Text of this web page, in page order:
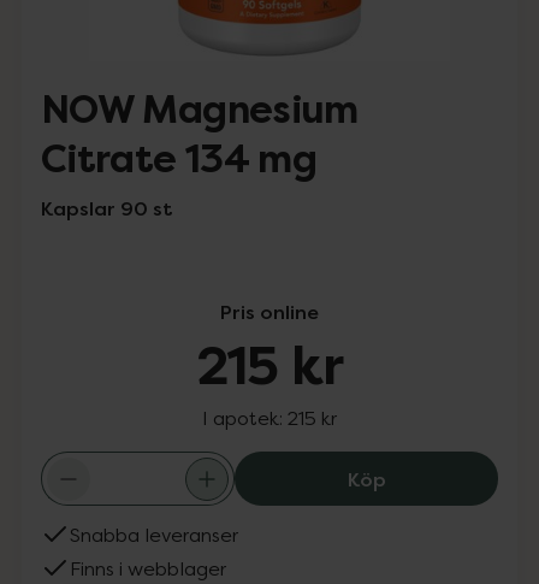
NOW Magnesium
Citrate 134 mg
Kapslar 90 st
Pris online
215 kr
I apotek: 215 kr
KöpNOW
Snabba leveranser
Finns i webblager